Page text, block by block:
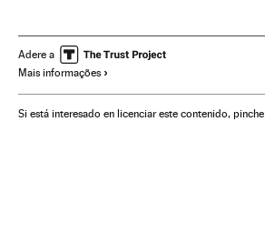
Agenda cultural América do Sul
América
Adere a
Mais informações
Si está interesado en licenciar este contenido, pinche